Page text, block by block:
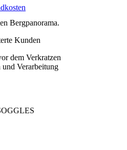
Bergpanorama.
Kunden
dem Verkratzen
Verarbeitung